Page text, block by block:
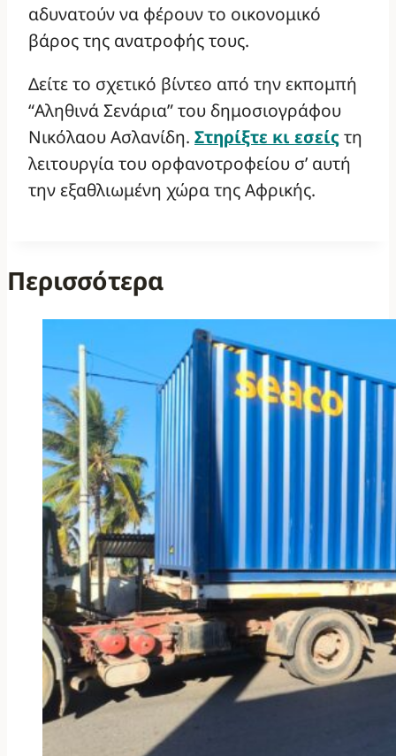
αδυνατούν να φέρουν το οικονομικό
βάρος της ανατροφής τους.
Δείτε το σχετικό βίντεο από την εκπομπή
“Αληθινά Σενάρια” του δημοσιογράφου
Νικόλαου Ασλανίδη. Στηρίξτε κι εσείς τη
λειτουργία του ορφανοτροφείου σ’ αυτή
την εξαθλιωμένη χώρα της Αφρικής.
Περισσότερα